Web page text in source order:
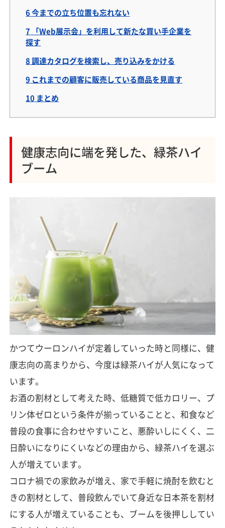
6今までの立ち位置も忘れない
7 「Web展示会」を利用して新たな買い手企業を
探す
8調達カタログを検索し、売り込みをかける
9 これまでの顧客に販売している商品を見直す
10 まとめ
健康志向に端を発した、緑茶ハイ
ブーム
かつてウーロンハイが定着していった時と同様に、健
康志向の高まりから、今度は緑茶ハイが人気になって
います。
お酒の割材として考えた時、低糖質で低カロリー、プ
リン体ゼロという条件が揃っていることと、和食など
普段の食事に合わせやすいこと、悪酔いしにくく、二
日酔いになりにくいなどの理由から、緑茶ハイを選ぶ
人が増えています。
コロナ禍での家飲みが増え、家で手軽に焼酎を飲むと
きの割材として、普段飲んでいて身近な日本茶を割材
にする人が増えていることも、ブームを後押ししてい